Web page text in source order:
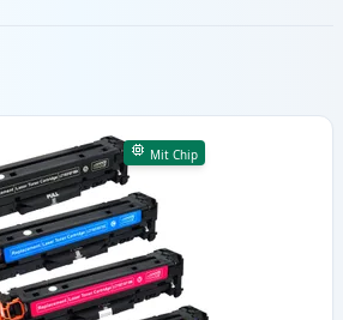
und
lokalem Lager in .
Mit Chip